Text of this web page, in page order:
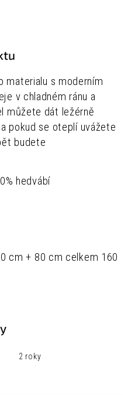
materialu s moderním
v chladném ránu a
můžete dát ležérně
pokud se oteplí uvážete
budete
hedvábí
cm + 80 cm celkem 160
2 roky